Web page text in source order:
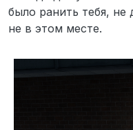
было ранить тебя,
не в этом месте.